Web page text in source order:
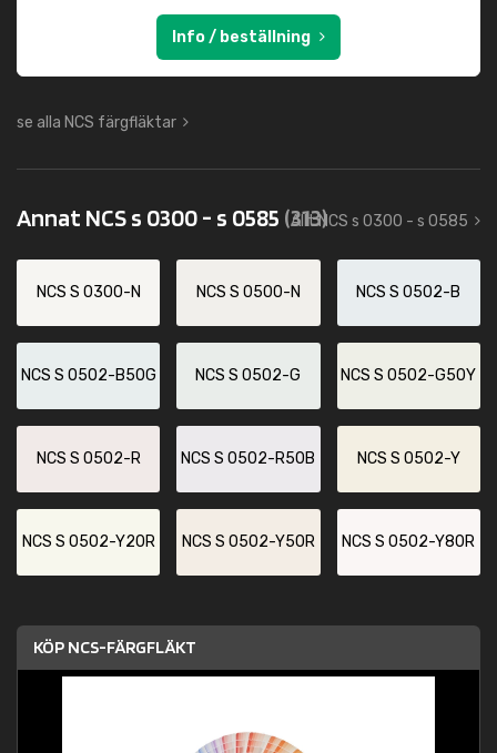
Info / beställning
se alla NCS färgfläktar
Annat NCS s 0300 - s 0585 (313)
Allt NCS s 0300 - s 0585
NCS S 0300-N NCS S 0500-N NCS S 0502-B
NCS S 0502-B50G NCS S 0502-G NCS S 0502-G50Y
NCS S 0502-R NCS S 0502-R50B NCS S 0502-Y
NCS S 0502-Y20R NCS S 0502-Y50R NCS S 0502-Y80R
KÖP NCS-FÄRGFLÄKT